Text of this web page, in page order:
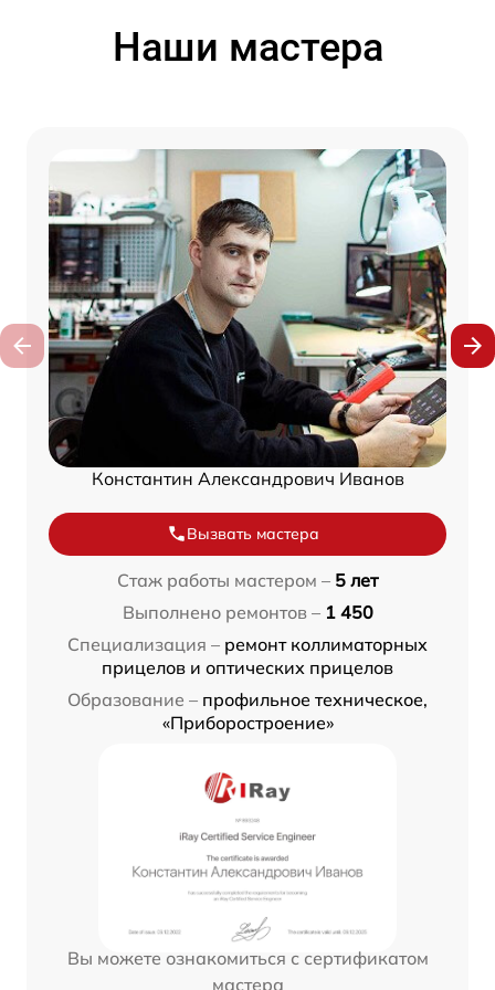
Наши мастера
Константин Александрович Иванов
Вызвать мастера
Стаж работы мастером – 5 лет
Выполнено ремонтов – 1 450
Специализация – ремонт коллиматорных
прицелов и оптических прицелов
Образование – профильное техническое,
«Приборостроение»
Вы можете ознакомиться с сертификатом
мастера